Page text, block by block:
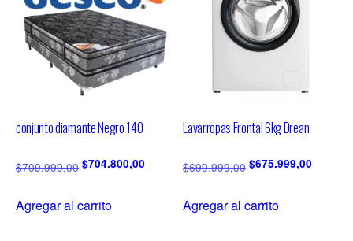
conjunto diamante Negro 140
$709.999,00 $704.800,00
Agregar al carrito
Lavarropas Frontal 6kg Drean
$699.999,00 $675.999,00
Agregar al carrito